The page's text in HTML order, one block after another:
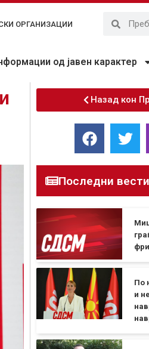
ОРГАНИЗАЦИИ
од јавен карактер
Назад кон
Последни вести
По
и